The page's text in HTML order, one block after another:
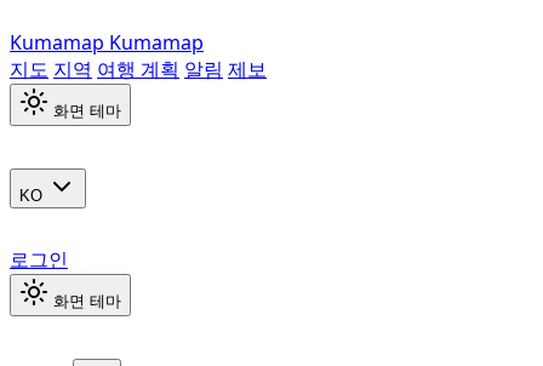
Kumamap Kumamap
지도 지역 여행 계획 알림 제보
화면 테마
KO
로그인
화면 테마